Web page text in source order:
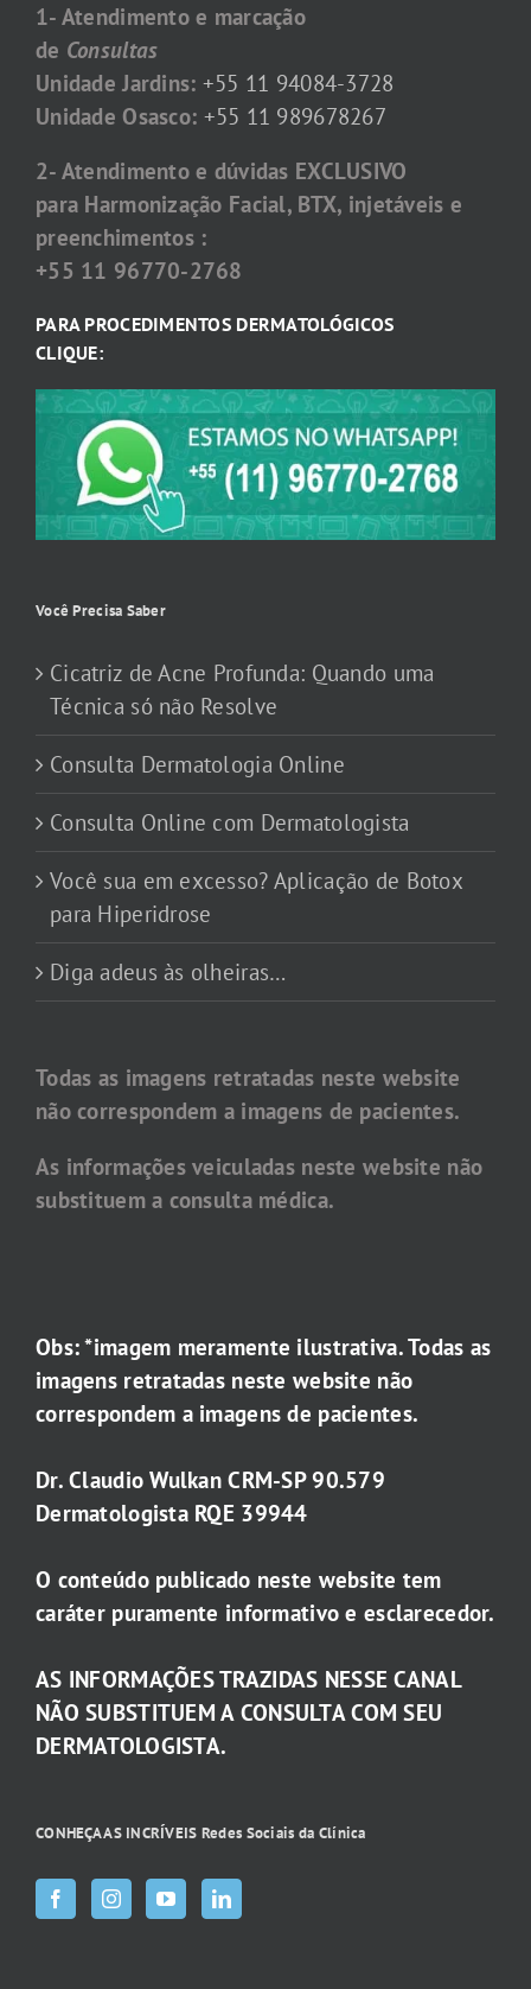
1- Atendimento e marcação
de Consultas
Unidade Jardins: +55 11 94084-3728
Unidade Osasco: +55 11 989678267
2- Atendimento e dúvidas EXCLUSIVO
para Harmonização Facial, BTX, injetáveis e
preenchimentos :
+55 11 96770-2768
PARA PROCEDIMENTOS DERMATOLÓGICOS
CLIQUE:
Você Precisa Saber
Cicatriz de Acne Profunda: Quando uma
Técnica só não Resolve
Consulta Dermatologia Online
Consulta Online com Dermatologista
Você sua em excesso? Aplicação de Botox
para Hiperidrose
Diga adeus às olheiras…
Todas as imagens retratadas neste website
não correspondem a imagens de pacientes.
As informações veiculadas neste website não
substituem a consulta médica.
Obs: *imagem meramente ilustrativa. Todas as
imagens retratadas neste website não
correspondem a imagens de pacientes.
Dr. Claudio Wulkan CRM-SP 90.579
Dermatologista RQE 39944
O conteúdo publicado neste website tem
caráter puramente informativo e esclarecedor.
AS INFORMAÇÕES TRAZIDAS NESSE CANAL
NÃO SUBSTITUEM A CONSULTA COM SEU
DERMATOLOGISTA.
CONHEÇA AS INCRÍVEIS Redes Sociais da Clínica